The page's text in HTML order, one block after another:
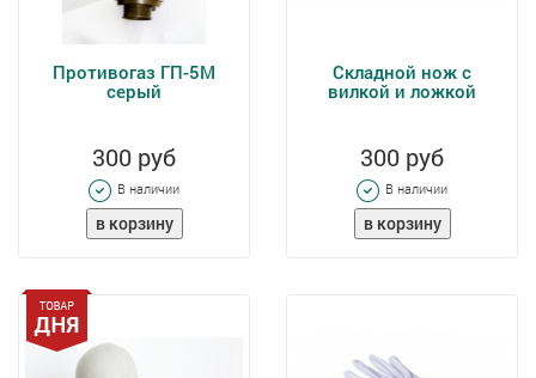
Противогаз ГП-5М
серый
300 руб
В наличии
Складной нож с
вилкой и ложкой
300 руб
В наличии